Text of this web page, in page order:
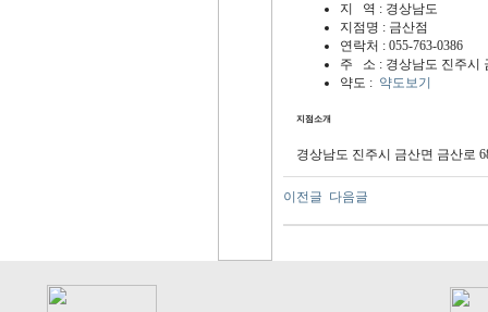
지 역 : 경상남도
지점명 : 금산점
연락처 : 055-763-0386
주 소 : 경상남도 진주시
약도 : 약도보기
지점소개
경상남도 진주시 금산면 금산로
이전글 다음글